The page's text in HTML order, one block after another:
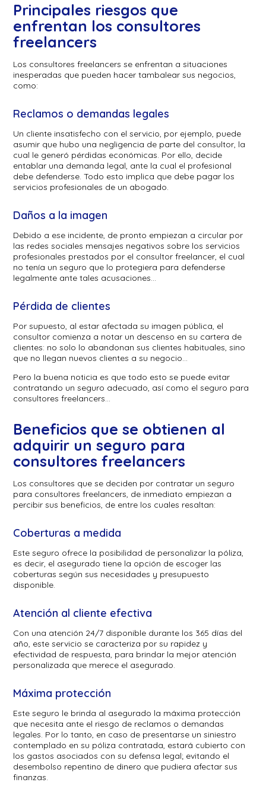
Principales riesgos que
enfrentan los consultores
freelancers
Los consultores freelancers se enfrentan a situaciones
inesperadas que pueden hacer tambalear sus negocios,
como:
Reclamos o demandas legales
Un cliente insatisfecho con el servicio, por ejemplo, puede
asumir que hubo una negligencia de parte del consultor, la
cual le generó pérdidas económicas. Por ello, decide
entablar una demanda legal, ante la cual el profesional
debe defenderse. Todo esto implica que debe pagar los
servicios profesionales de un abogado.
Daños a la imagen
Debido a ese incidente, de pronto empiezan a circular por
las redes sociales mensajes negativos sobre los servicios
profesionales prestados por el consultor freelancer, el cual
no tenía un seguro que lo protegiera para defenderse
legalmente ante tales acusaciones…
Pérdida de clientes
Por supuesto, al estar afectada su imagen pública, el
consultor comienza a notar un descenso en su cartera de
clientes: no solo lo abandonan sus clientes habituales, sino
que no llegan nuevos clientes a su negocio…
Pero la buena noticia es que todo esto se puede evitar
contratando un seguro adecuado, así como el seguro para
consultores freelancers…
Beneficios que se obtienen al
adquirir unseguro para
consultores freelancers
Los consultores que se deciden por contratar un seguro
para consultores freelancers, de inmediato empiezan a
percibir sus beneficios, de entre los cuales resaltan:
Coberturas a medida
Este seguro ofrece la posibilidad de personalizar la póliza,
es decir, el asegurado tiene la opción de escoger las
coberturas según sus necesidades y presupuesto
disponible.
Atención al cliente efectiva
Con una atención 24/7 disponible durante los 365 días del
año, este servicio se caracteriza por su rapidez y
efectividad de respuesta, para brindar la mejor atención
personalizada que merece el asegurado.
Máxima protección
Este seguro le brinda al asegurado la máxima protección
que necesita ante el riesgo de reclamos o demandas
legales. Por lo tanto, en caso de presentarse un siniestro
contemplado en su póliza contratada, estará cubierto con
los gastos asociados con su defensa legal; evitando el
desembolso repentino de dinero que pudiera afectar sus
finanzas.